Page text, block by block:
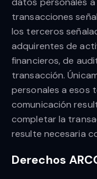
transacciones
los terceros
adquirentes de
financieros, de
transacción.
personales a esos
comunicación
completar la
resulte necesaria
Derechos